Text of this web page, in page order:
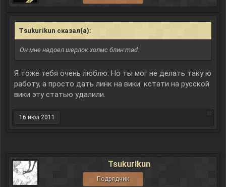
Tsukurikun сказал(а):
Он мне надоел шерлок холмс блин:mad:
Я тоже тебя очень люблю. Но ты мог не делать таку ю
работу, а просто дать линк на вики. кстати на русской
вики эту статью удалили.
16 июл 2011
Tsukurikun
Подрядчик